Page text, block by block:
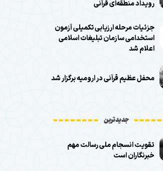
رویداد منطقه‌ای قرآنی
جزئیات مرحله ارزیابی تکمیلی آزمون
استخدامی سازمان تبلیغات اسلامی
اعلام شد
محفل عظیم قرآنی در ارومیه برگزار شد
جدیدترین
تقویت انسجام ملی رسالت مهم
خبرنگاران است